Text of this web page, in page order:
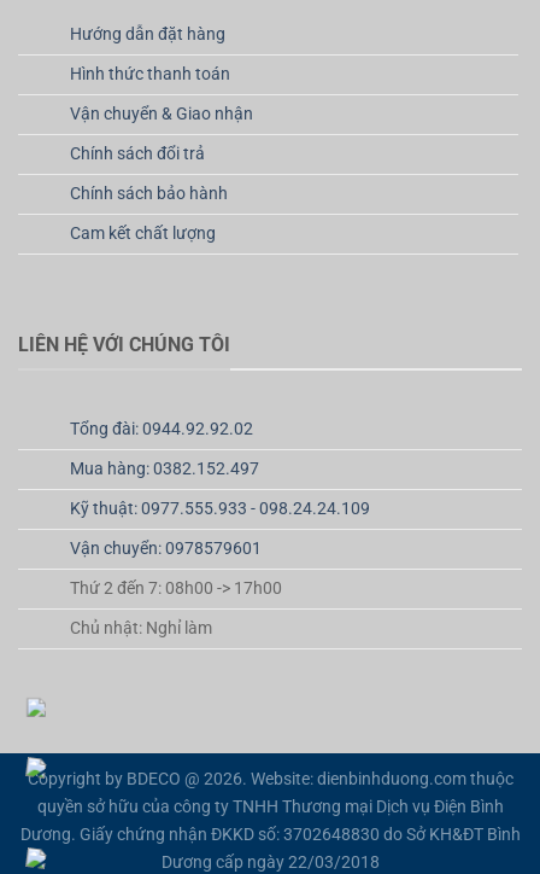
Hướng dẫn đặt hàng
Hình thức thanh toán
Vận chuyển & Giao nhận
Chính sách đổi trả
Chính sách bảo hành
Cam kết chất lượng
LIÊN HỆ VỚI CHÚNG TÔI
Tổng đài: 0944.92.92.02
Mua hàng: 0382.152.497
Kỹ thuật: 0977.555.933 - 098.24.24.109
Vận chuyển: 0978579601
Thứ 2 đến 7: 08h00 -> 17h00
Chủ nhật: Nghỉ làm
Copyright by BDECO @ 2026. Website: dienbinhduong.com thuộc
quyền sở hữu của công ty TNHH Thương mại Dịch vụ Điện Bình
Dương. Giấy chứng nhận ĐKKD số: 3702648830 do Sở KH&ĐT Bình
Dương cấp ngày 22/03/2018